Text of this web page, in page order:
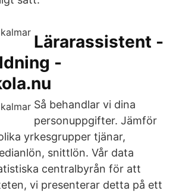
Lärarassistent -
-
Så behandlar vi dina
personuppgifter. Jämför
yrkesgrupper tjänar,
snittlön. Vår data
centralbyrån för att
vi presenterar detta på ett